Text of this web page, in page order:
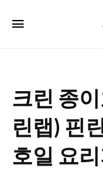
크린 종
린랩) 핀
호일 요